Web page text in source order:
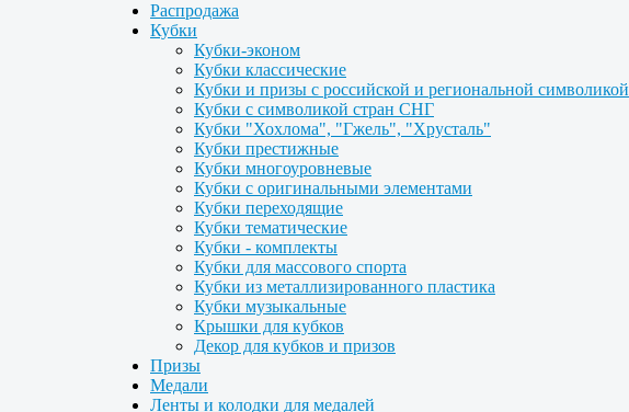
Распродажа
Кубки
Кубки-эконом
Кубки классические
Кубки и призы с российской и региональной символикой
Кубки с символикой стран СНГ
Кубки "Хохлома", "Гжель", "Хрусталь"
Кубки престижные
Кубки многоуровневые
Кубки с оригинальными элементами
Кубки переходящие
Кубки тематические
Кубки - комплекты
Кубки для массового спорта
Кубки из металлизированного пластика
Кубки музыкальные
Крышки для кубков
Декор для кубков и призов
Призы
Медали
Ленты и колодки для медалей